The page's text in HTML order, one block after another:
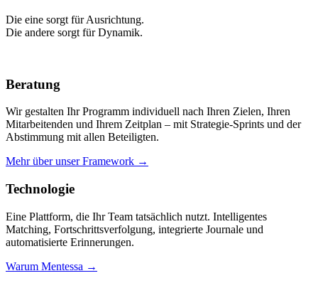
Die eine sorgt für Ausrichtung.
Die andere sorgt für Dynamik.
Beratung
Wir gestalten Ihr Programm individuell nach Ihren Zielen, Ihren
Mitarbeitenden und Ihrem Zeitplan – mit Strategie-Sprints und der
Abstimmung mit allen Beteiligten.
Mehr über unser Framework →
Technologie
Eine Plattform, die Ihr Team tatsächlich nutzt. Intelligentes
Matching, Fortschrittsverfolgung, integrierte Journale und
automatisierte Erinnerungen.
Warum Mentessa →